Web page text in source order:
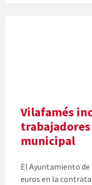
Vilafamés
municipal
El Ayuntamiento de
euros en la